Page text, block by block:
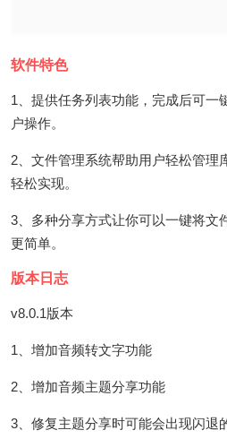
软件特色
1、提供任务列表功能，完成后可一
户操作。
2、文件管理系统帮助用户轻松管理
轻松实现。
3、多种分享方式让你可以一键将文
更简单。
版本日志
v8.0.1版本
1、增加音频转文字功能
2、增加音频主题分享功能
3、修复主题分享时可能会出现闪退